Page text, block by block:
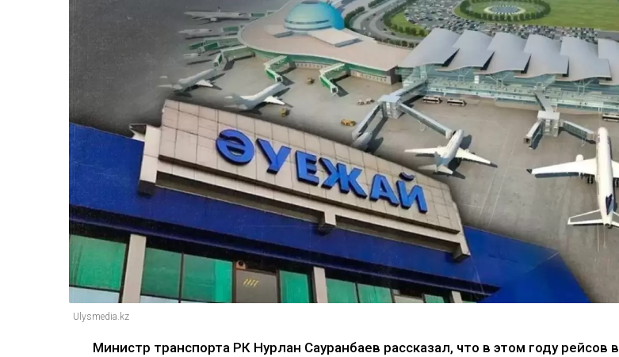
Ulysmedia.kz
Министр транспорта РК Нурлан Сауранбаев рассказал, что в этом году рейсов в